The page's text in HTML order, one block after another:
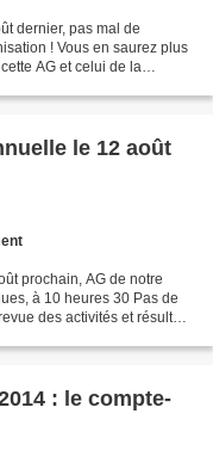
dernier, pas mal de
! Vous en saurez plus
AG et celui de la
le 12 août
prochain, AG de notre
à 10 heures 30 Pas de
des activités et résultats
: le compte-